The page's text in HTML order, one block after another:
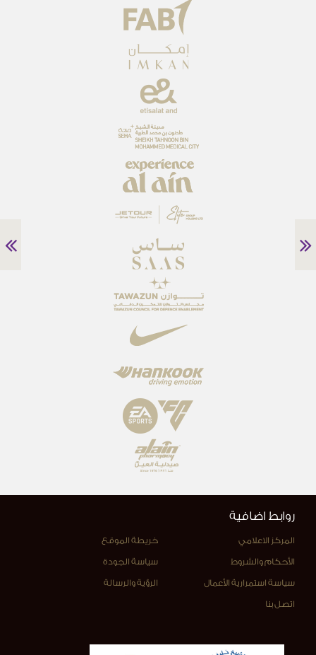
روابط اضافية
المركز الاعلامي خريطة الموقع
الأحكام والشروط سياسة الجودة
سياسة استمرارية الأعمال الرؤية والرسالة
اتصل بنا